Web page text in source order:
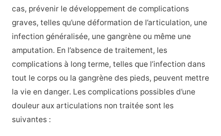
cas, prévenir le développement de complications
graves, telles qu’une déformation de l’articulation, une
infection généralisée, une gangrène ou même une
amputation. En l’absence de traitement, les
complications à long terme, telles que l’infection dans
tout le corps ou la gangrène des pieds, peuvent mettre
la vie en danger. Les complications possibles d’une
douleur aux articulations non traitée sont les
suivantes :